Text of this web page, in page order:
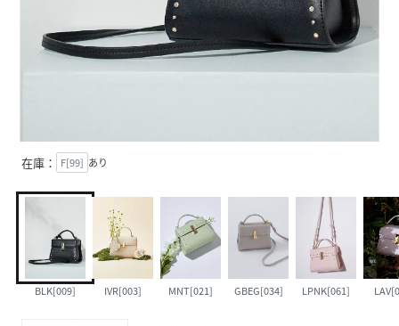
在庫： F[99] あり
BLK[009] IVR[003] MNT[021] GBEG[034] LPNK[061]